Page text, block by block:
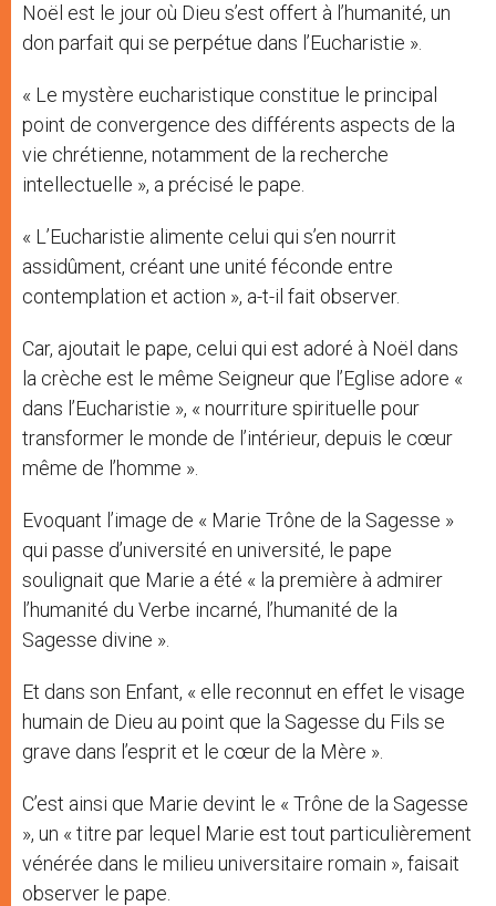
Noël est le jour où Dieu s’est offert à l’humanité, un
don parfait qui se perpétue dans l’Eucharistie ».
« Le mystère eucharistique constitue le principal
point de convergence des différents aspects de la
vie chrétienne, notamment de la recherche
intellectuelle », a précisé le pape.
« L’Eucharistie alimente celui qui s’en nourrit
assidûment, créant une unité féconde entre
contemplation et action », a-t-il fait observer.
Car, ajoutait le pape, celui qui est adoré à Noël dans
la crèche est le même Seigneur que l’Eglise adore «
dans l’Eucharistie », « nourriture spirituelle pour
transformer le monde de l’intérieur, depuis le cœur
même de l’homme ».
Evoquant l’image de « Marie Trône de la Sagesse »
qui passe d’université en université, le pape
soulignait que Marie a été « la première à admirer
l’humanité du Verbe incarné, l’humanité de la
Sagesse divine ».
Et dans son Enfant, « elle reconnut en effet le visage
humain de Dieu au point que la Sagesse du Fils se
grave dans l’esprit et le cœur de la Mère ».
C’est ainsi que Marie devint le « Trône de la Sagesse
», un « titre par lequel Marie est tout particulièrement
vénérée dans le milieu universitaire romain », faisait
observer le pape.